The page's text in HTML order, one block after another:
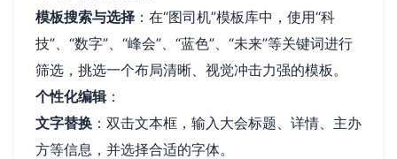
模板搜索与选择 ：在“图司机”模板库中，使用“科
技”、“数字”、“峰会”、“蓝色”、“未来”等关键词进行
筛选，挑选一个布局清晰、视觉冲击力强的模板。
个性化编辑：
文字替换 ：双击文本框，输入大会标题、详情、主办
方等信息，并选择合适的字体。